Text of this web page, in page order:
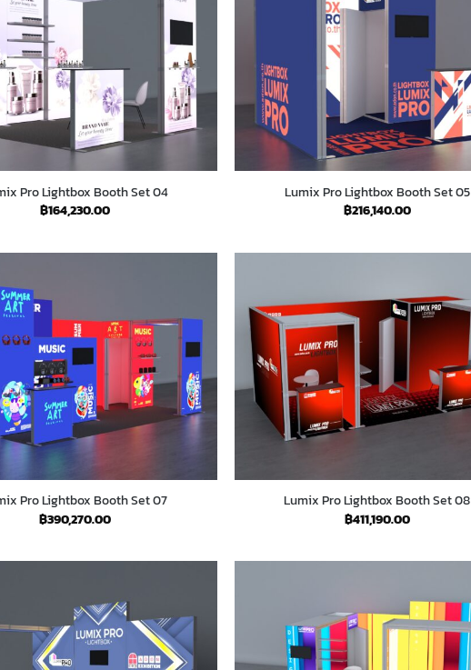
Pro Lightbox Booth Set 04
฿164,230.00
Lumix Pro Lightbox Booth Set 05
฿216,140.00
Pro Lightbox Booth Set 07
฿390,270.00
Lumix Pro Lightbox Booth Set 08
฿411,190.00